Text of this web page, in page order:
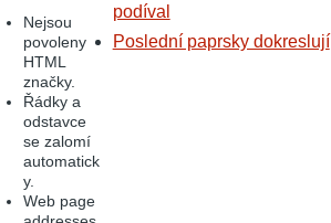
Nejsou
povoleny
HTML
značky.
Řádky a
odstavce
se zalomí
automatick
y.
Web page
podíval
Poslední paprsky dokreslují